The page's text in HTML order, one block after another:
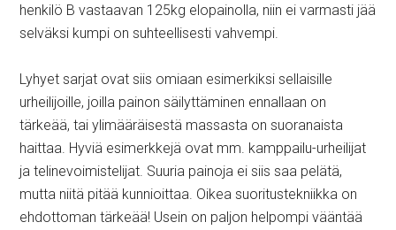
henkilö B vastaavan 125kg elopainolla, niin ei varmasti jää
selväksi kumpi on suhteellisesti vahvempi.
Lyhyet sarjat ovat siis omiaan esimerkiksi sellaisille
urheilijoille, joilla painon säilyttäminen ennallaan on
tärkeää, tai ylimääräisestä massasta on suoranaista
haittaa. Hyviä esimerkkejä ovat mm. kamppailu-urheilijat
ja telinevoimistelijat. Suuria painoja ei siis saa pelätä,
mutta niitä pitää kunnioittaa. Oikea suoritustekniikka on
ehdottoman tärkeää! Usein on paljon helpompi vääntää